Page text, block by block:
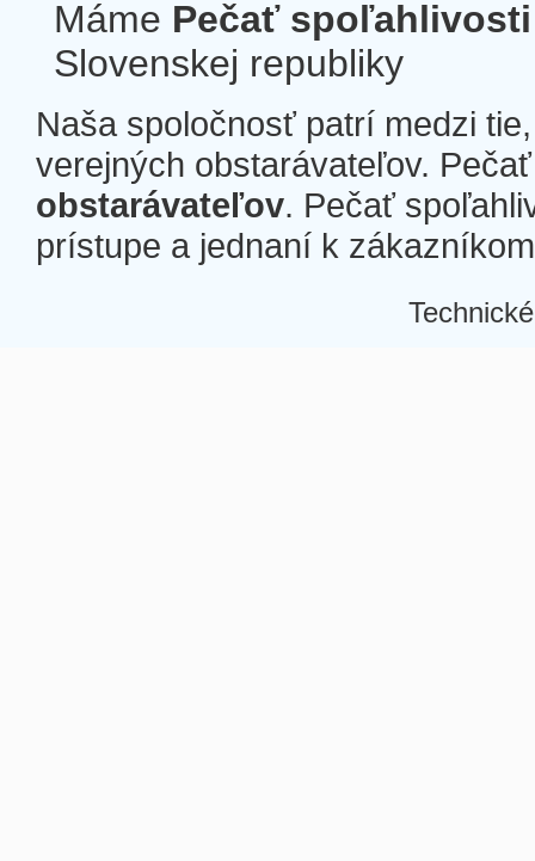
Máme Pečať spoľahlivosti
Slovenskej republiky
Naša spoločnosť patrí medzi
verejných obstarávateľov.
obstarávateľov. Pečať
prístupe a jednaní k